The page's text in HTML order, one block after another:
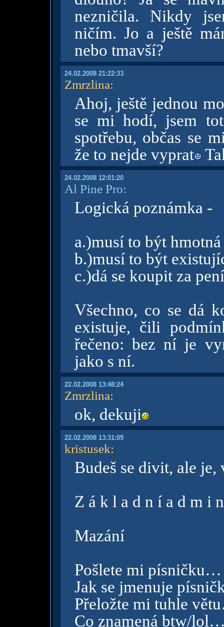
nezničila. Nikdy
ničím. Jo a ještě
nebo tmavší?
24.02.2008 21:22:33
Zmrzlina:
Ahoj, ještě jednou
se mi hodí, jsem
spotřebu, občas se
že to nejde vyprat
24.02.2008 12:01:20
Al Pine Pro:
Logická poznámka -
a.)musí to být
b.)musí to být
c.)dá se koupit za
Všechno, co se dá
existuje, čili
řečeno: bez ní je
jako s ní.
22.02.2008 13:48:24
Zmrzlina:
ok, dekuji
22.02.2008 13:31:09
kristusek:
Budeš se divit, ale je,
Z á k l a d n í a d m i
Mazání
Pošlete mi písničku…
Jak se jmenuje
Přeložte mi tuhle
Co znamená btw/